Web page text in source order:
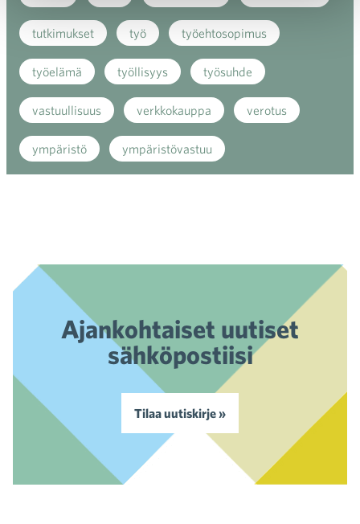
tutkimukset työ työehtosopimus
työelämä työllisyys työsuhde
vastuullisuus verkkokauppa verotus
ympäristö ympäristövastuu
Ajankohtaiset uutiset
sähköpostiisi
Tilaa uutiskirje »